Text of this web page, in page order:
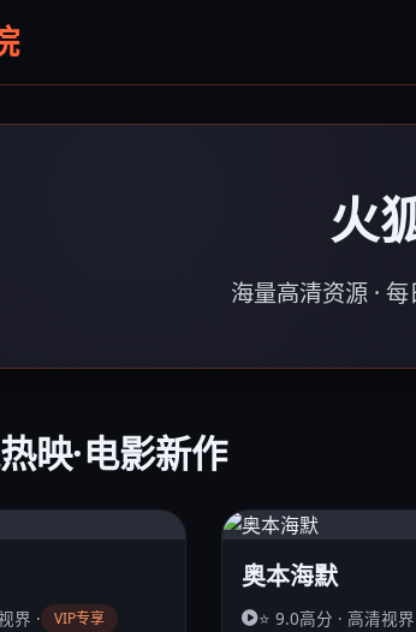
火
海量高清资源 ·
映·电影新作
界 · VIP专享
奥本海默
⭐ 9.0高分 · 高清视界